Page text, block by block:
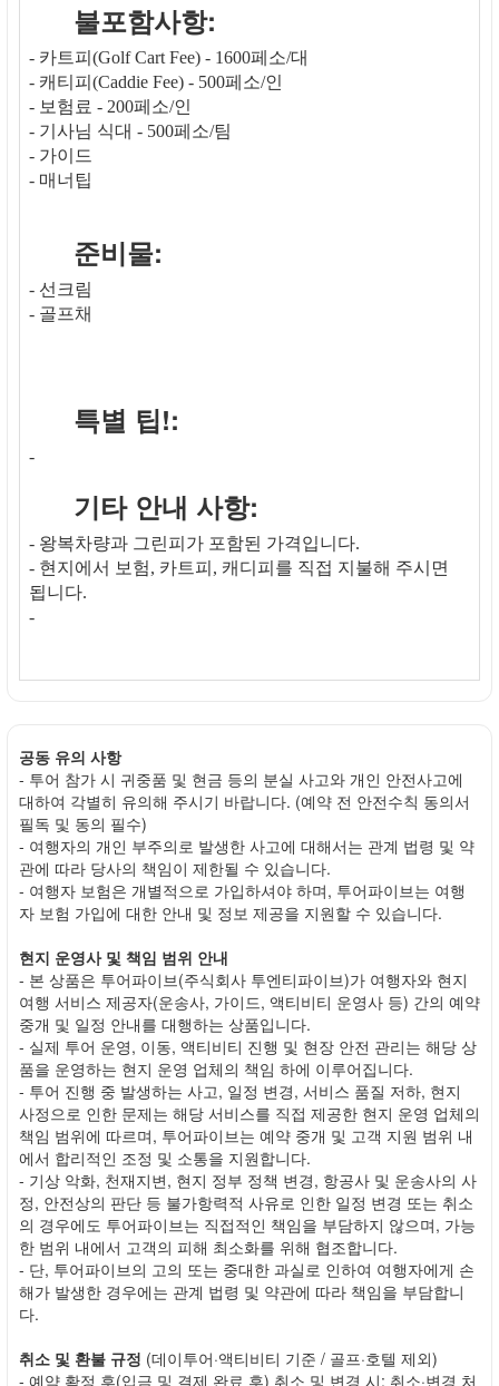
불포함사항:
- 카트피(Golf Cart Fee) - 1600페소/대
- 캐티피(Caddie Fee) - 500페소/인
- 보험료 - 200페소/인
- 기사님 식대 - 500페소/팀
- 가이드
- 매너팁
준비물:
- 선크림
- 골프채
특별 팁!:
-
기타 안내 사항:
- 왕복차량과 그린피가 포함된 가격입니다.
- 현지에서 보험, 카트피, 캐디피를 직접 지불해 주시면
됩니다.
-
공동 유의 사항
- 투어 참가 시 귀중품 및 현금 등의 분실 사고와 개인 안전사고에
대하여 각별히 유의해 주시기 바랍니다. (예약 전 안전수칙 동의서
필독 및 동의 필수)
- 여행자의 개인 부주의로 발생한 사고에 대해서는 관계 법령 및 약
관에 따라 당사의 책임이 제한될 수 있습니다.
- 여행자 보험은 개별적으로 가입하셔야 하며, 투어파이브는 여행
자 보험 가입에 대한 안내 및 정보 제공을 지원할 수 있습니다.
현지 운영사 및 책임 범위 안내
- 본 상품은 투어파이브(주식회사 투엔티파이브)가 여행자와 현지
여행 서비스 제공자(운송사, 가이드, 액티비티 운영사 등) 간의 예약
중개 및 일정 안내를 대행하는 상품입니다.
- 실제 투어 운영, 이동, 액티비티 진행 및 현장 안전 관리는 해당 상
품을 운영하는 현지 운영 업체의 책임 하에 이루어집니다.
- 투어 진행 중 발생하는 사고, 일정 변경, 서비스 품질 저하, 현지
사정으로 인한 문제는 해당 서비스를 직접 제공한 현지 운영 업체의
책임 범위에 따르며, 투어파이브는 예약 중개 및 고객 지원 범위 내
에서 합리적인 조정 및 소통을 지원합니다.
- 기상 악화, 천재지변, 현지 정부 정책 변경, 항공사 및 운송사의 사
정, 안전상의 판단 등 불가항력적 사유로 인한 일정 변경 또는 취소
의 경우에도 투어파이브는 직접적인 책임을 부담하지 않으며, 가능
한 범위 내에서 고객의 피해 최소화를 위해 협조합니다.
- 단, 투어파이브의 고의 또는 중대한 과실로 인하여 여행자에게 손
해가 발생한 경우에는 관계 법령 및 약관에 따라 책임을 부담합니
다.
취소 및 환불 규정 (데이투어·액티비티 기준 / 골프·호텔 제외)
- 예약 확정 후(입금 및 결제 완료 후) 취소 및 변경 시: 취소·변경 처